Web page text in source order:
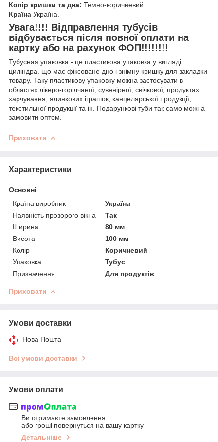
Колір кришки та дна: Темно-коричневий.
Країна Україна.
Увага!!!! Відправлення тубусів
відбувається після повної оплати на
картку або на рахунок ФОП!!!!!!!!
Тубусная упаковка - це пластикова упаковка у вигляді
циліндра, що має фіксоване дно і знімну кришку для закладки
товару. Таку пластикову упаковку можна застосувати в
областях лікеро-горілчаної, сувенірної, свічкової, продуктах
харчування, ялинкових іграшок, канцелярської продукції,
текстильної продукції та ін. Подарункові туби так само можна
замовити оптом.
Приховати
Характеристики
Основні
Країна виробник
Україна
Наявність прозорого вікна
Так
Ширина
80 мм
Висота
100 мм
Колір
Коричневий
Упаковка
Тубус
Призначення
Для продуктів
Приховати
Умови доставки
Нова Пошта
Всі умови доставки
Умови оплати
Ви отримаєте замовлення
або гроші повернуться на вашу картку
Детальніше